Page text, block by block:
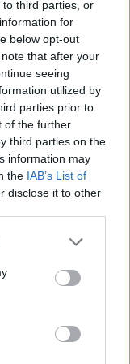
third parties, or
for
below opt-out
that after your
seeing
utilized by
parties prior to
of the further
third parties on the
information may
the IAB’s List of
disclose it to other
or more Google
You may click to
party tags to
in below Google
(1883-
alatthúzódik. A
kíváncsiak.
tovább
Scala nyolc év